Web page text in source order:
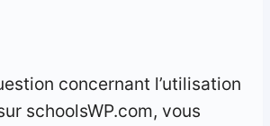
concernant l’utilisation
schoolsWP.com, vous